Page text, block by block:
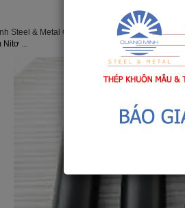
Thép tròn đặc
Steel & Metal Chuyên đảm nhận dịch vụ sau
Nitơ ...